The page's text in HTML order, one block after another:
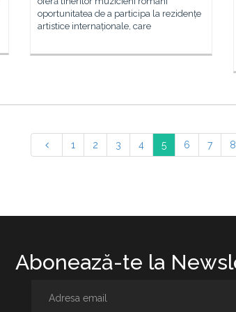
oportunitatea de a participa la rezidențe
artistice internaționale, care
1 2 3 4 5 6 7 8
Abonează-te la